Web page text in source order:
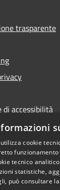
trasparente
di accessibilità
cookie
tecnico
statistiche,
può consultare